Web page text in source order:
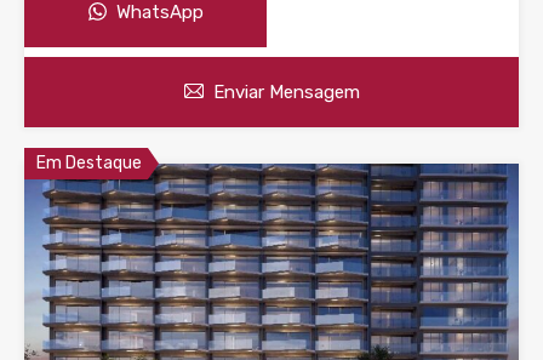
WhatsApp
Enviar Mensagem
Em Destaque